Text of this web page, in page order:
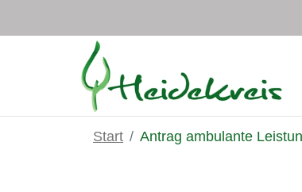
Start Antrag ambulante